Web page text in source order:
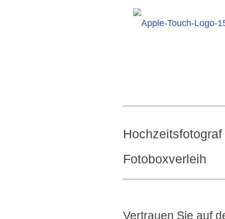
Fotoboxverleih
Vertrauen Sie auf